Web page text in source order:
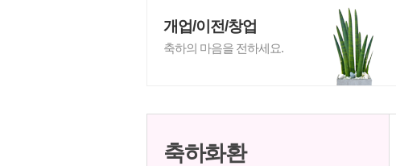
개업/이전/창업
축하의 마음을 전하세요.
축하화환